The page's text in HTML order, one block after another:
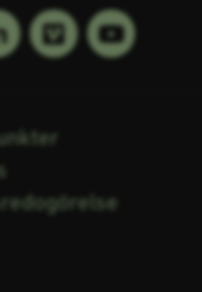
VimeoYoutube